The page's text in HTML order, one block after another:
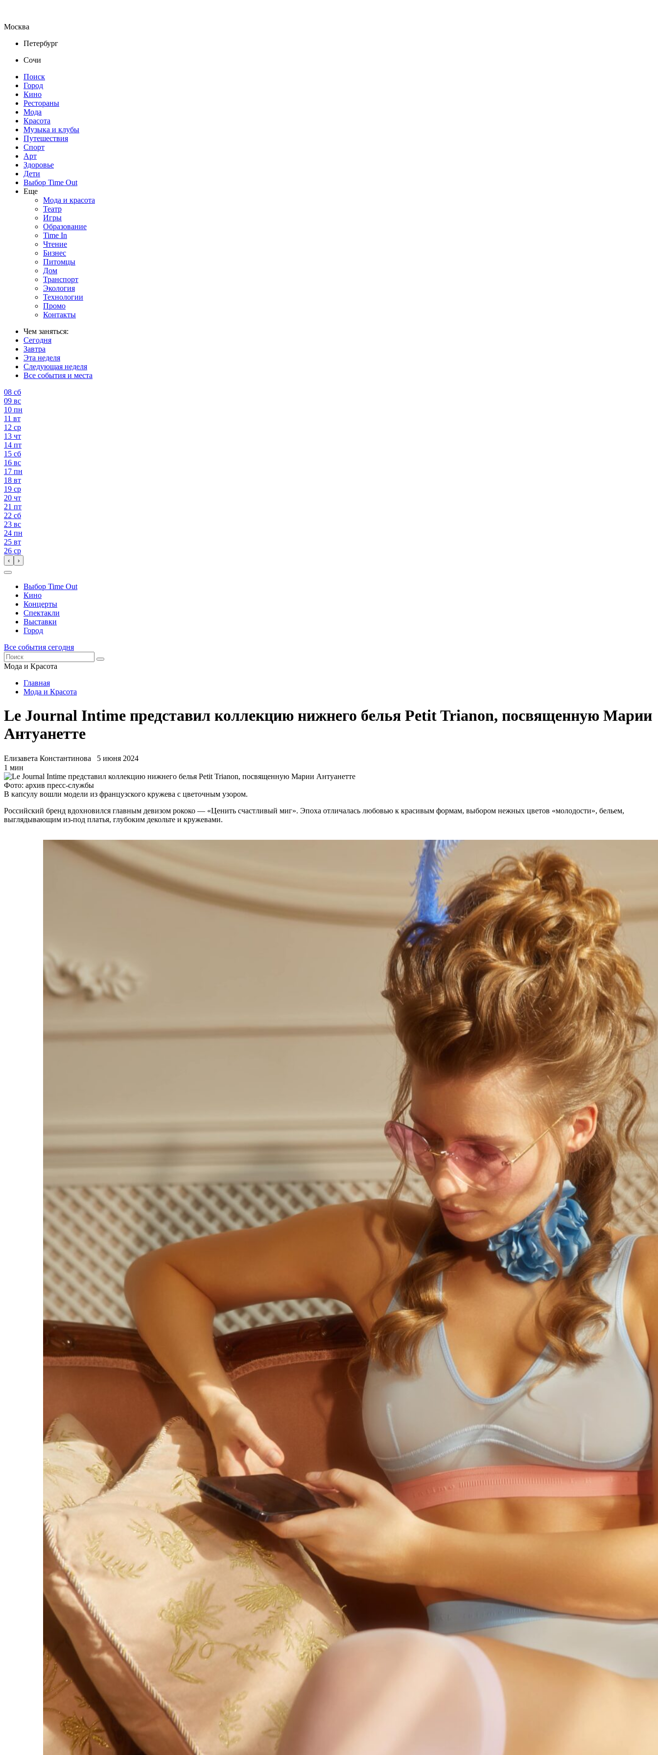
Москва
Петербург
Сочи
Поиск
Город
Кино
Рестораны
Мода
Красота
Музыка и клубы
Путешествия
Спорт
Арт
Здоровье
Дети
Выбор Time Out
Еще
Мода и красота
Театр
Игры
Образование
Time In
Чтение
Бизнес
Питомцы
Дом
Транспорт
Экология
Технологии
Промо
Контакты
Чем заняться:
Сегодня
Завтра
Эта неделя
Следующая неделя
Все события и места
08 сб
09 вс
10 пн
11 вт
12 ср
13 чт
14 пт
15 сб
16 вс
17 пн
18 вт
19 ср
20 чт
21 пт
22 сб
23 вс
24 пн
25 вт
26 ср
‹ ›
Выбор Time Out
Кино
Концерты
Спектакли
Выставки
Город
Все события сегодня
Мода и Красота
Главная
Мода и Красота
Le Journal Intime представил коллекцию нижнего белья Petit Trianon, посвященную Марии
Антуанетте
Елизавета Константинова
5 июня 2024
1 мин
Фото: архив пресс-службы
В капсулу вошли модели из французского кружева с цветочным узором.
Российский бренд вдохновился главным девизом рококо — «Ценить счастливый миг». Эпоха отличалась любовью к красивым формам, выбором нежных цветов «молодости», бельем,
выглядывающим из-под платья, глубоким декольте и кружевами.